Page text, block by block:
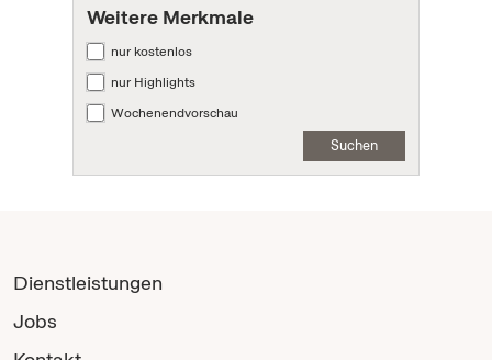
Weitere Merkmale
nur kostenlos
nur Highlights
Wochenendvorschau
Suchen
Dienstleistungen
Jobs